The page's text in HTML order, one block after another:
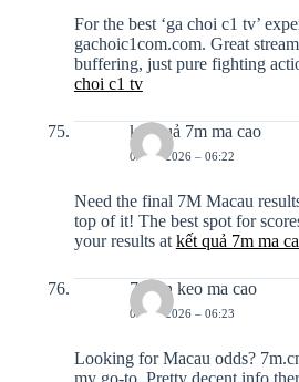
For the best ‘ga choi c1 tv’
gachoic1com.com. Great
buffering, just pure fighting
choi c1 tv
kết quả 7m ma cao
06-02-2026 – 06:22
Need the final 7M Macau
top of it! The best spot for
your results at kết quả 7m ma
7m.cn keo ma cao
06-02-2026 – 06:23
Looking for Macau odds?
my go-to. Pretty decent info